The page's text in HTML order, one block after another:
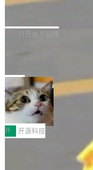
I 的属性包装器演进史...
在新 SQL 控制台中打开 AI
span></li>
h Language Model
ask 1赛道中，传音TEX AI
自主研发的说话人归属多语
化系统等关键方向的系统性
聚焦多语言对话语音模型面
共吸引来自全球工业界与学
Qwen3.8-Max 发布，下
千问大模型宣布正式推出
的模型 Qwen3.8-Max，也
5 的架构基础构建，参数规
激活参数95B，支持100万
程、办公、科研以及长周期
面提升。它不仅能应对更具
更可靠地端到端完成复杂任
成果。 全球开发者都可通
wen3.8 的 API 服务：国内
白开水不加糖
态生成模型，能生成带原生
没有发布会，没有预告，直
权重已经上传至 Hugging
频生成模型还在追 Runway
天 MiniMax H3 从架构到许
个模型，三个模块，两个开
组成：H3-Context-IR 负责
排（闭源，提供 API）；
局
DeepSeek-V4-Flash正式
算互联网
近日，DeepSeek-V4-
开测试。国家超算互联网
4-Flash 正式版（
模型 API 调用服务和模型
Flash-0731 经过大量后训
开 开源科技
Docker 29.7.1 现已发布，